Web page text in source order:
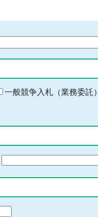
一般競争入札（業務委託）